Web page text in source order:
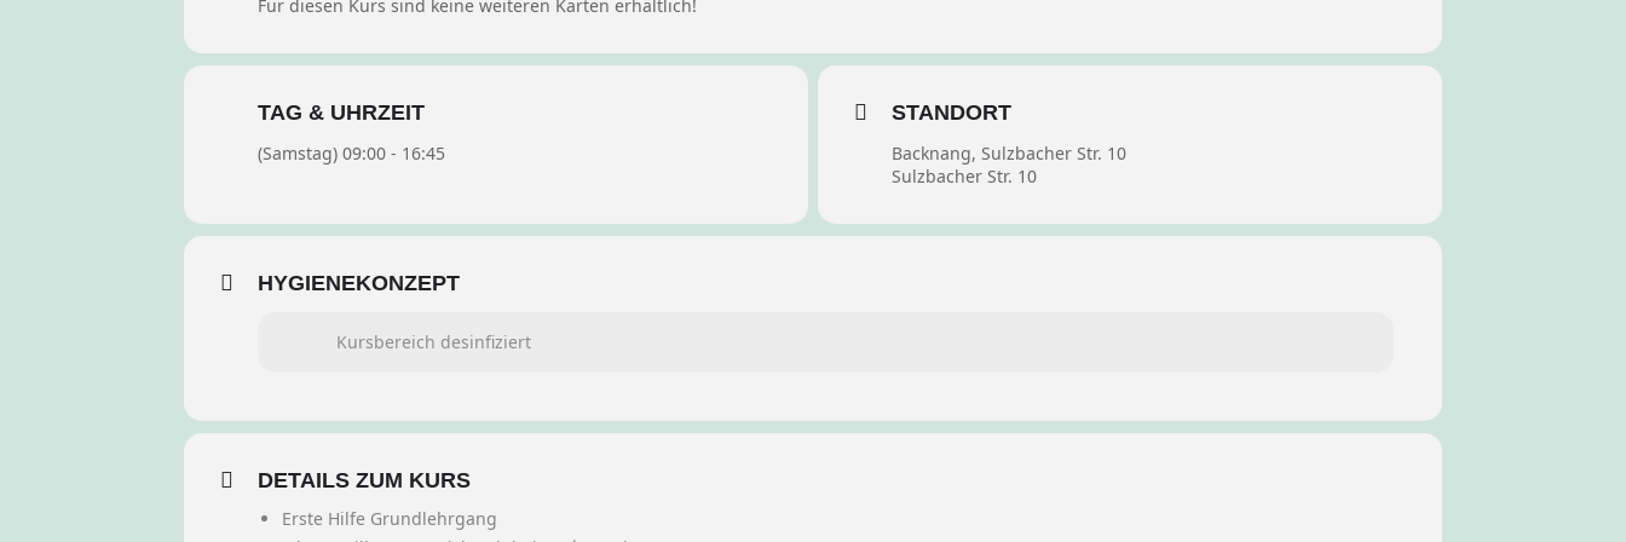
Für diesen Kurs sind keine weiteren Karten erhältlich!
TAG & UHRZEIT
(Samstag) 09:00 - 16:45
STANDORT
Backnang, Sulzbacher Str. 10
Sulzbacher Str. 10
HYGIENEKONZEPT
Kursbereich desinfiziert
DETAILS ZUM KURS
Erste Hilfe Grundlehrgang